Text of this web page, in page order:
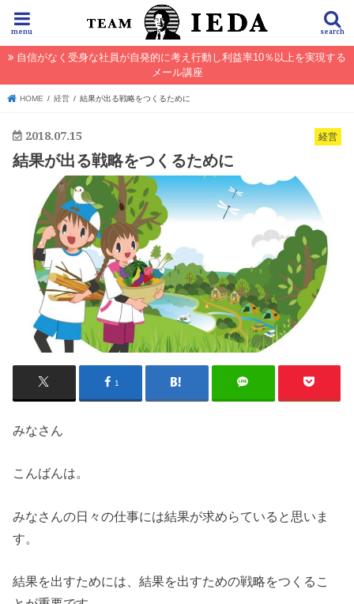
search
menu
自信がなく受身な社員が自発的に考え行動し利益率10％以上を実現する
メール講座
HOME 経営 結果が出る戦略をつくるために
経営
2018.07.15
結果が出る戦略をつくるために
1
みなさん
こんばんは。
みなさんの日々の仕事には結果が求めらていると思いま
す。
結果を出すためには、結果を出すための戦略をつくるこ